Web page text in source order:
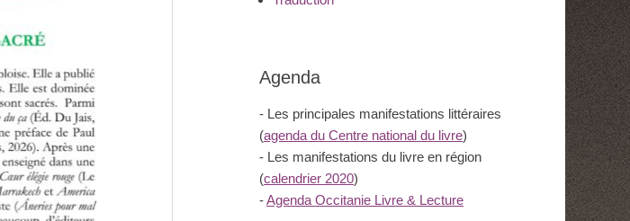
Agenda
- Les principales manifestations littéraires
(agenda du Centre national du livre)
- Les manifestations du livre en région
(calendrier 2020)
-Agenda Occitanie Livre & Lecture